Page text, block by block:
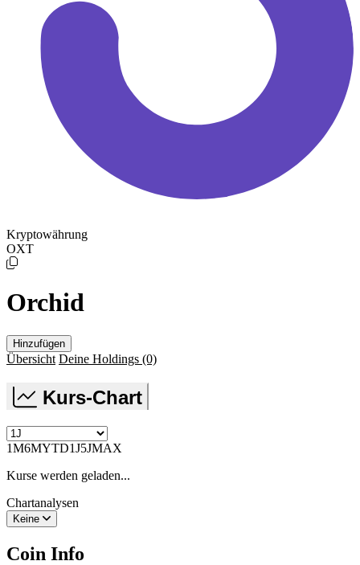
Kryptowährung
OXT
Orchid
Hinzufügen
Übersicht Deine Holdings (0)
Kurs-Chart
1M6MYTD1J5JMAX
Kurse werden geladen...
Chartanalysen
Keine
Coin Info